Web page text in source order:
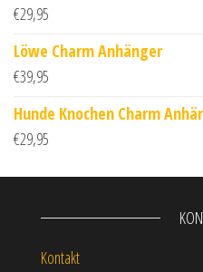
€29,95
Löwe Charm Anhänger
€39,95
Hunde Knochen Charm
€29,95
Kontakt